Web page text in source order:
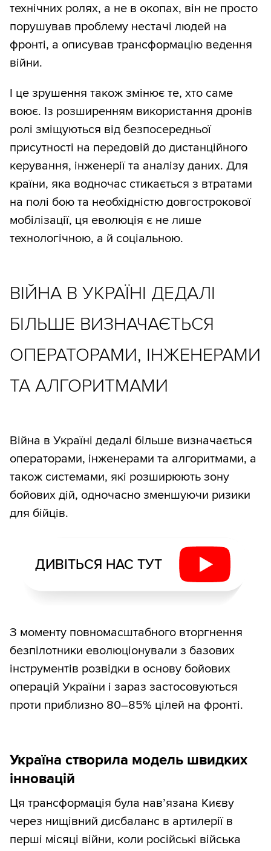
технічних ролях, а не в окопах, він не просто
порушував проблему нестачі людей на
фронті, а описував трансформацію ведення
війни.
І це зрушення також змінює те, хто саме
воює. Із розширенням використання дронів
ролі зміщуються від безпосередньої
присутності на передовій до дистанційного
керування, інженерії та аналізу даних. Для
країни, яка водночас стикається з втратами
на полі бою та необхідністю довгострокової
мобілізації, ця еволюція є не лише
технологічною, а й соціальною.
ВІЙНА В УКРАЇНІ ДЕДАЛІ
БІЛЬШЕ ВИЗНАЧАЄТЬСЯ
ОПЕРАТОРАМИ, ІНЖЕНЕРАМИ
ТА АЛГОРИТМАМИ
Війна в Україні дедалі більше визначається
операторами, інженерами та алгоритмами, а
також системами, які розширюють зону
бойових дій, одночасно зменшуючи ризики
для бійців.
ДИВІТЬСЯ НАС ТУТ
З моменту повномасштабного вторгнення
безпілотники еволюціонували з базових
інструментів розвідки в основу бойових
операцій України і зараз застосовуються
проти приблизно 80–85% цілей на фронті.
Україна створила модель швидких
інновацій
Ця трансформація була нав’язана Києву
через нищівний дисбаланс в артилерії в
перші місяці війни, коли російські війська